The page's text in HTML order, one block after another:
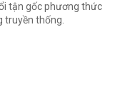
tận gốc phương thức
truyền thống.